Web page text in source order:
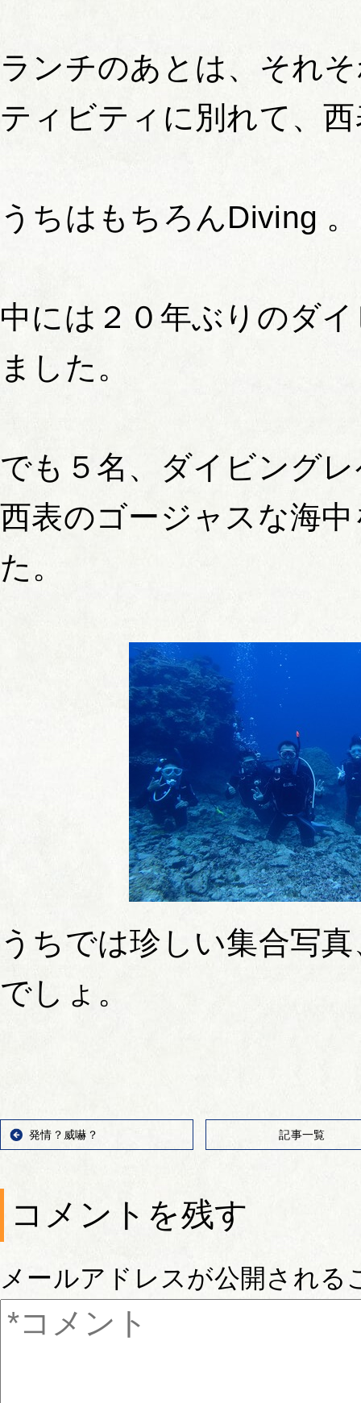
ランチのあとは、それ
ティビティに別れて、
うちはもちろんDiving 。
中には２０年ぶりのダ
ました。
でも５名、ダイビング
西表のゴージャスな海
た。
うちでは珍しい集合写
でしょ。
発情？威嚇？ 記事一覧
コメントを残す
メールアドレスが公開される